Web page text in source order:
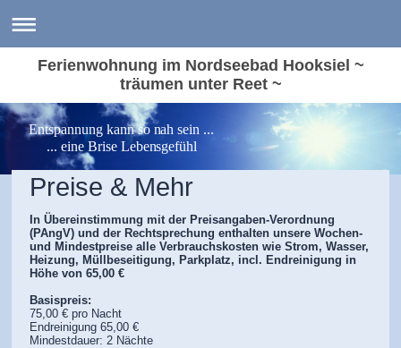
Ferienwohnung im Nordseebad Hooksiel ~
träumen unter Reet ~
Entspannung kann so nah sein ...
... eine Brise Lebensgefühl
Preise & Mehr
In Übereinstimmung mit der Preisangaben-Verordnung
(PAngV) und der Rechtsprechung enthalten unsere Wochen-
und Mindestpreise alle Verbrauchskosten wie Strom, Wasser,
Heizung, Müllbeseitigung, Parkplatz, incl. Endreinigung in
Höhe von 65,00 €
Basispreis:
75,00 € pro Nacht
Endreinigung 65,00 €
Mindestdauer: 2 Nächte